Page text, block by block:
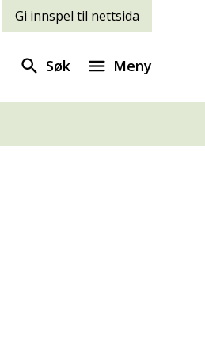
Gi innspel til nettsida
Søk Meny